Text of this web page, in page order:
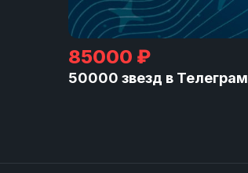
85000 ₽
50000 звезд в Телеграм